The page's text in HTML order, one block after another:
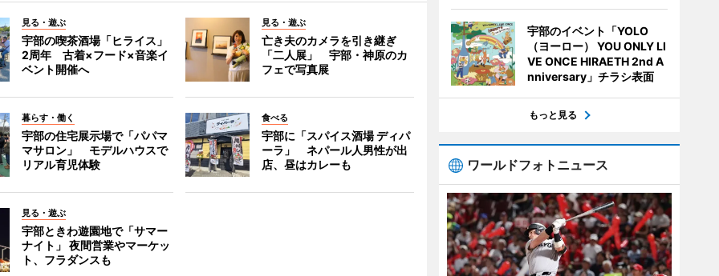
見る・遊ぶ
宇部の喫茶酒場「ヒライス」
2周年 古着×フード×音楽イ
ベント開催へ
見る・遊ぶ
亡き夫のカメラを引き継ぎ
「二人展」 宇部・神原のカ
フェで写真展
暮らす・働く
宇部の住宅展示場で「パパマ
マサロン」 モデルハウスで
リアル育児体験
食べる
宇部に「スパイス酒場 ディパ
ーラ」 ネパール人男性が出
店、昼はカレーも
見る・遊ぶ
宇部ときわ遊園地で「サマー
ナイト」 夜間営業やマーケッ
ト、フラダンスも
宇部のイベント「YOLO
（ヨーロー） YOU ONLY LI
VE ONCE HIRAETH 2nd A
nniversary」チラシ表面
もっと見る
ワールドフォトニュース